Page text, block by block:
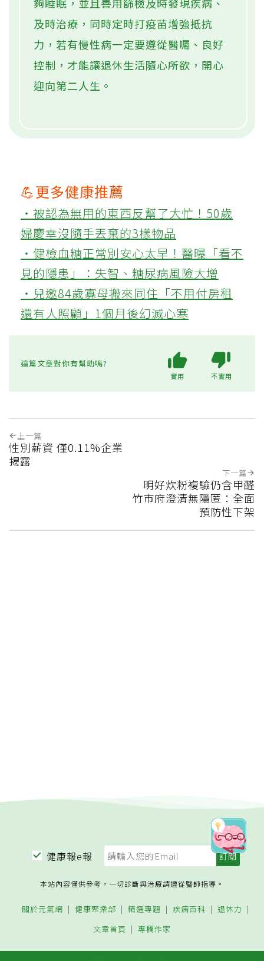
台大醫院急診醫學部主治醫師
給讀者的健康提醒：
新的一年，希望民眾多重視預防保健。
及時治療，同時定時打疫苗增強抵抗
力，若有慢性病一定要遵從醫囑、良好
控制，才能讓退休生活隨心所欲，開心
迎向第二人生。
💪更多健康推薦
‧被認為無用的東西反幫了大忙！50歲
‧健檢血糖正常別安心太早！醫曝「看不
見的隱患」：失智、糖尿病風險大增
‧兒邀84歲寡母搬來同住「不用付房租
還有人照顧」1個月後幻滅心寒
這篇文章對你有幫助嗎?